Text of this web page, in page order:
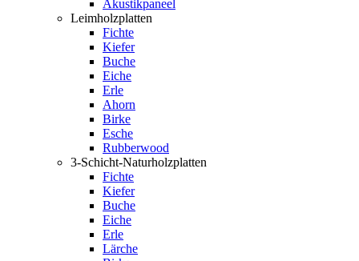
Akustikpaneel
Leimholzplatten
Fichte
Kiefer
Buche
Eiche
Erle
Ahorn
Birke
Esche
Rubberwood
3-Schicht-Naturholzplatten
Fichte
Kiefer
Buche
Eiche
Erle
Lärche